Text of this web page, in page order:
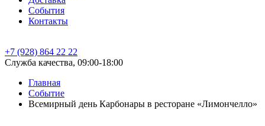
События
Контакты
+7 (928) 864 22 22
Служба качества, 09:00-18:00
Главная
Событие
Всемирный день Карбонары в ресторане «Лимончелло»